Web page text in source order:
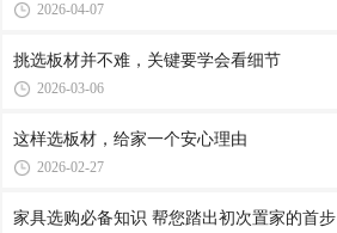
2026-04-07
挑选板材并不难，关键要学会看细节
2026-03-06
这样选板材，给家一个安心理由
2026-02-27
家具选购必备知识 帮您踏出初次置家的首步